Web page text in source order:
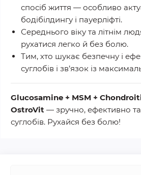
спосіб життя — особливо
бодібілдингу і пауерліфті.
Середнього віку та літнім
рухатися легко й без болю.
Тим, хто шукає безпечну і
суглобів і зв’язок із
Glucosamine + MSM +
OstroVit — зручно, ефективно та
суглобів. Рухайся без болю!